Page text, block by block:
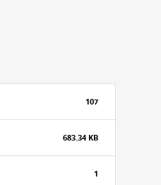
107
683.34 KB
1